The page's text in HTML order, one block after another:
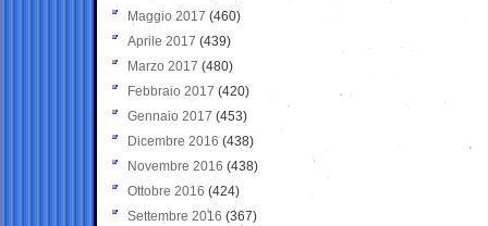
Maggio 2017 (460)
Aprile 2017 (439)
Marzo 2017 (480)
Febbraio 2017 (420)
Gennaio 2017 (453)
Dicembre 2016 (438)
Novembre 2016 (438)
Ottobre 2016 (424)
Settembre 2016 (367)